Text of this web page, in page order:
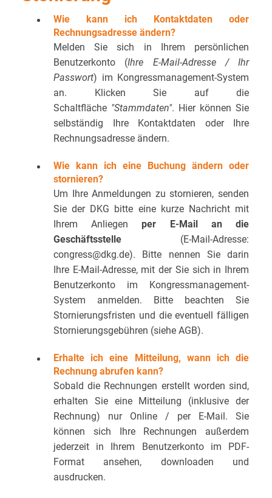
Wie kann ich Kontaktdaten oder
Rechnungsadresse ändern?
Melden Sie sich in Ihrem persönlichen
Benutzerkonto (Ihre E-Mail-Adresse / Ihr
Passwort) im Kongressmanagement-System
an. Klicken Sie auf die
Schaltfläche "Stammdaten". Hier können Sie
selbständig Ihre Kontaktdaten oder Ihre
Rechnungsadresse ändern.
Wie kann ich eine Buchung ändern oder
stornieren?
Um Ihre Anmeldungen zu stornieren, senden
Sie der DKG bitte eine kurze Nachricht mit
Ihrem Anliegen per E-Mail an die
Geschäftsstelle (E-Mail-Adresse:
congress@dkg.de).
Bitte nennen Sie darin
Ihre E-Mail-Adresse, mit der Sie sich in Ihrem
Benutzerkonto im Kongressmanagement-
System anmelden. Bitte beachten Sie
Stornierungsfristen und die eventuell fälligen
Stornierungsgebühren (siehe AGB).
Erhalte ich eine Mitteilung, wann ich die
Rechnung abrufen kann?
Sobald die Rechnungen erstellt worden sind,
erhalten Sie eine Mitteilung (inklusive der
Rechnung) nur Online / per E-Mail. Sie
können sich Ihre Rechnungen außerdem
jederzeit in Ihrem Benutzerkonto im PDF-
Format ansehen, downloaden und
ausdrucken.